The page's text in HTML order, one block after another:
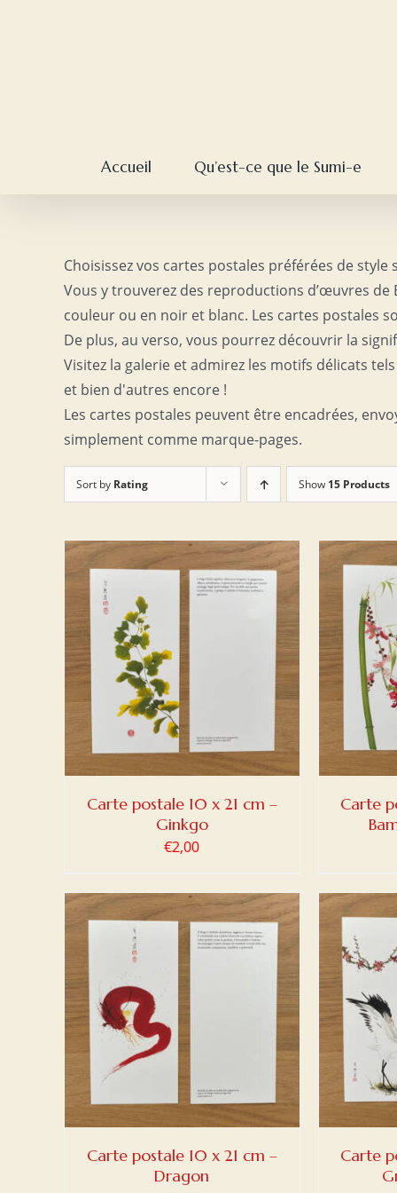
Accueil Qu’est-ce que le Sumi-e
Choisissez vos cartes postales préférées de
Vous y trouverez des reproductions d’œuvres
couleur ou en noir et blanc. Les cartes postales
De plus, au verso, vous pourrez découvrir la
Visitez la galerie et admirez les motifs délicats
et bien d'autres encore !
Les cartes postales peuvent être encadrées,
simplement comme marque-pages.
Sort by Rating Show 15 Products
Carte postale 10 x 21 cm –
Ginkgo
€2,00
AJOUTER AU PANIER
Carte
Carte postale 10 x 21 cm –
Dragon
AJOUTER AU PANIER DETAILS
Carte